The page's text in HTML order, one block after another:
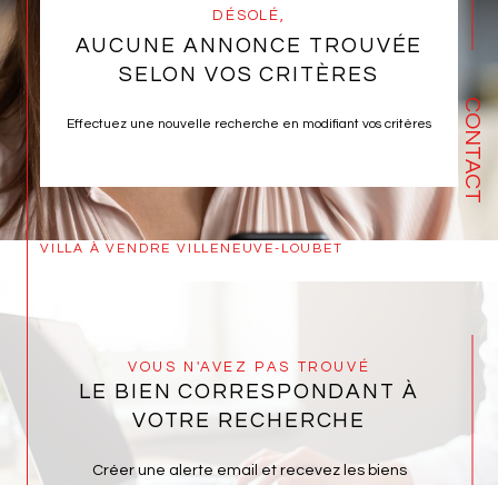
CONTACT
DÉSOLÉ,
AUCUNE ANNONCE TROUVÉE
SELON VOS CRITÈRES
Effectuez une nouvelle recherche en modifiant vos critères
VILLA À VENDRE VILLENEUVE-LOUBET
VOUS N'AVEZ PAS TROUVÉ
LE BIEN CORRESPONDANT À
VOTRE RECHERCHE
Créer une alerte email et recevez les biens